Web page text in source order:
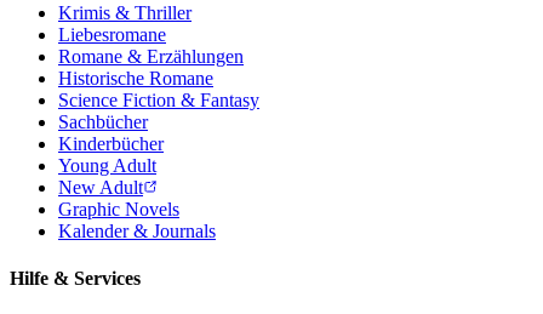
Krimis & Thriller
Liebesromane
Romane & Erzählungen
Historische Romane
Science Fiction & Fantasy
Sachbücher
Kinderbücher
Young Adult
New Adult
Graphic Novels
Kalender & Journals
Hilfe & Services